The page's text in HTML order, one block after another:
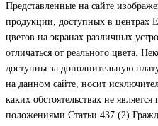
Представленные на сайте
продукции, доступных в центрах
цветов на экранах различных
отличаться от реального цвета.
доступны за дополнительную
на данном сайте, носит
каких обстоятельствах не
положениями Статьи 437 (2)